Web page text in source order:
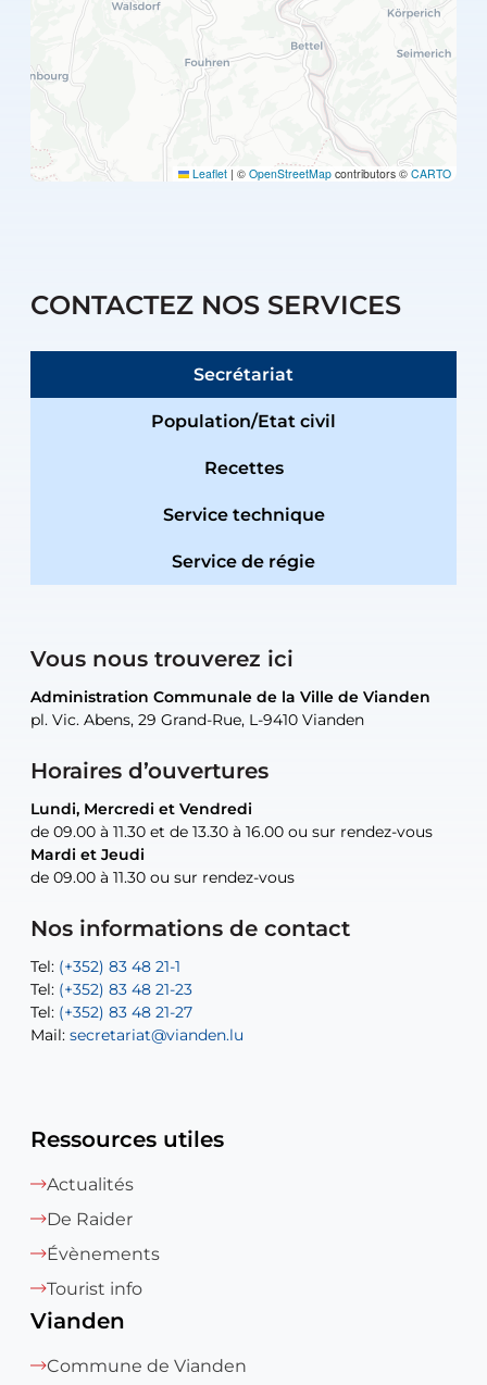
Leaflet | © OpenStreetMap contributors © CARTO
CONTACTEZ NOS SERVICES
Secrétariat
Population/Etat civil
Recettes
Service technique
Service de régie
Vous nous trouverez ici
Administration Communale de la Ville de Vianden
pl. Vic. Abens, 29 Grand-Rue, L-9410 Vianden
Horaires d’ouvertures
Lundi, Mercredi et Vendredi
de 09.00 à 11.30 et de 13.30 à 16.00 ou sur rendez-vous
Mardi et Jeudi
de 09.00 à 11.30 ou sur rendez-vous
Nos informations de contact
Tel: (+352) 83 48 21-1
Tel: (+352) 83 48 21-23
Tel: (+352) 83 48 21-27
Mail: secretariat@vianden.lu
Administration Communale de la Ville de Vianden
pl. Vic. Abens, 29 Grand-Rue, L-9410 Vianden
Lundi, Mercredi et Vendredi
de 09.00 à 11.30 et de 13.30 à 16.00 ou sur rendez-vous
Mardi et Jeudi
de 09.00 à 11.30 ou sur rendez-vous
Tel: (+352) 83 48 21-20
Tel: (+352) 83 48 21-22
Mail:sofia.carvalho@vianden.lu
Mail: diane.storn@vianden.lu
Administration Communale de la Ville de Vianden
pl. Vic. Abens, 29 Grand-Rue, L-9410 Vianden
uniquement sur rendez-vous
Mail:recette@vianden.lu
Administration Communale de la Ville de Vianden
pl. Vic. Abens, 29 Grand-Rue, L-9410 Vianden
uniquement sur rendez-vous
Tel:(+352) 83 48 21-31
Atelier Communal de la Ville de Vianden
30, rue Neugarten, L-9422 Vianden
uniquement sur rendez-vous
Tel:Permanence (Fuite d’eau) : 83 48 21 61
Ressources utiles
Actualités
De Raider
Évènements
Tourist info
Vianden
Commune de Vianden